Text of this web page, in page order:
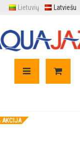
Lietuvių Latviešu
AKCIJA